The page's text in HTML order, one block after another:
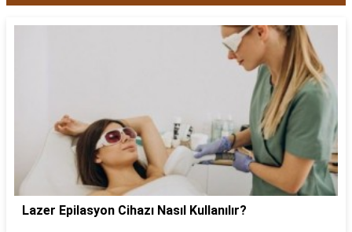
Lazer Epilasyon Cihazı Nasıl Kullanılır?